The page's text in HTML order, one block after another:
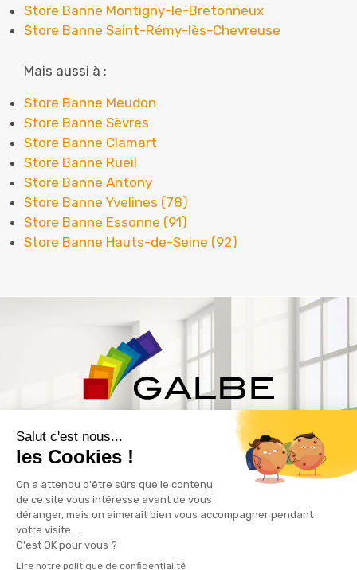
Store Banne Montigny-le-Bretonneux
Store Banne Saint-Rémy-lès-Chevreuse
Mais aussi à :
Store Banne Meudon
Store Banne Sèvres
Store Banne Clamart
Store Banne Rueil
Store Banne Antony
Store Banne Yvelines (78)
Store Banne Essonne (91)
Store Banne Hauts-de-Seine (92)
ZAC Les Delâches
16 rue Thuillère
91940 GOMETZ LE CHATEL
01 60 12 28 61